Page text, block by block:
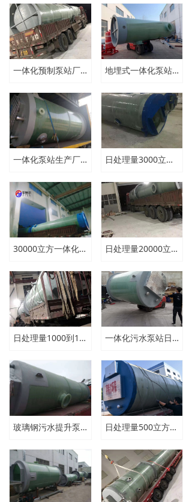
一体化预制泵站厂家 专业20年经营 地埋式一体化泵站 污水提升泵站定制产品
一体化泵站生产厂家哪里有 日处理量3000立方一体化预制泵站2000*7800厂家价格
30000立方一体化污水提升泵站3000*8500多少钱一套 日处理量20000立方一体化污水泵站2500*6800多少钱
日处理量1000到1万立方一体化污水泵站厂家价格 一体化污水泵站日处理量2000立方多少钱一套
玻璃钢污水提升泵站预制式安装 日处理量500立方一体化预制泵站多少钱